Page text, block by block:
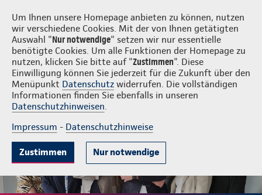
Um Ihnen unsere Homepage anbieten zu können, nutzen
wir verschiedene Cookies. Mit der von Ihnen getätigten
Auswahl "Nur notwendige" setzen wir nur essentielle
benötigte Cookies. Um alle Funktionen der Homepage zu
nutzen, klicken Sie bitte auf "Zustimmen". Diese
Einwilligung können Sie jederzeit für die Zukunft über den
Menüpunkt Datenschutz widerrufen. Die vollständigen
Informationen finden Sie ebenfalls in unseren
Datenschutzhinweisen.
Impressum - Datenschutzhinweise
Zustimmen Nur notwendige
Saam Versicherungssysteme Login
Gute Gründe Leistungen Wissenswertes Beratung & Angebot